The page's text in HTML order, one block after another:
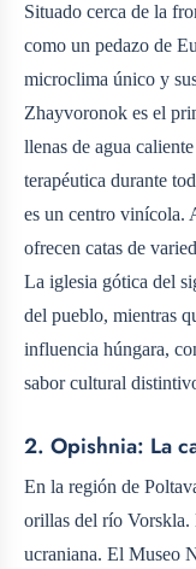
Situado cerca de la
como un pedazo de
microclima único y
Zhayvoronok es el
llenas de agua
terapéutica durante
es un centro vinícola.
ofrecen catas de
La iglesia gótica del
del pueblo, mientras
influencia húngara,
sabor cultural
2. Opishnia: La
En la región de
orillas del río Vorskla.
ucraniana. El Museo